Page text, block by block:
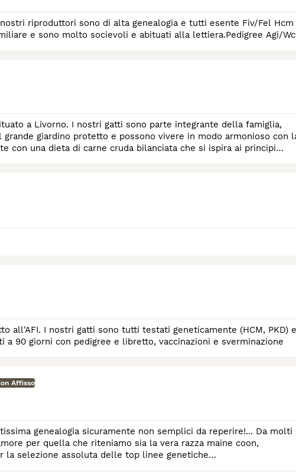
riproduttori sono di alta genealogia e tutti esente Fiv/Fel Hcm
e sono molto socievoli e abituati alla lettiera.Pedigree Agi/
a Livorno. I nostri gatti sono parte integrante della famiglia,
giardino protetto e possono vivere in modo armonioso con
con una dieta di carne cruda bilanciata che si ispira ai principi
all'AFI. I nostri gatti sono tutti testati geneticamente (HCM, PKD) e
vengono ceduti a 90 giorni con pedigree e libretto, vaccinazioni e sverminazione
Affisso
genealogia sicuramente non semplici da reperire!... Da molti
per quella che riteniamo sia la vera razza maine coon,
la selezione assoluta delle top linee genetiche